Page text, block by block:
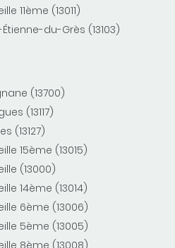
11ème (13011)
du-Grès (13103)
(13700)
(13117)
(13127)
15ème (13015)
(13000)
14ème (13014)
6ème (13006)
5ème (13005)